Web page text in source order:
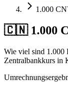
1.000
🇨🇳 1.000
Wie viel sind 1.000
Zentralbankkurs in